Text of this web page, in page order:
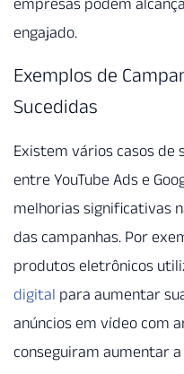
engajado.
Exemplos de
Sucedidas
Existem vários casos de
entre YouTube Ads e
melhorias significativas
das campanhas. Por
produtos eletrônicos
digital para aumentar
anúncios em vídeo com
conseguiram aumentar